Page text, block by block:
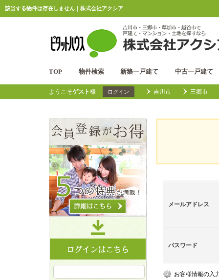
該当する物件は存在しません｜株式会社アクシア
TOP 物件検索 新築一戸建て 中古一戸建て
ようこそゲスト様 ログイン 吉川市 三郷市
メールアドレス
パスワード
お客様情報の入